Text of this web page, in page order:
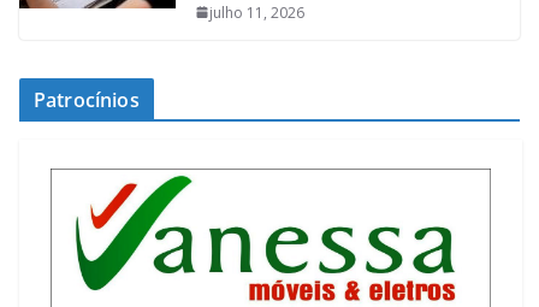
julho 11, 2026
Patrocínios